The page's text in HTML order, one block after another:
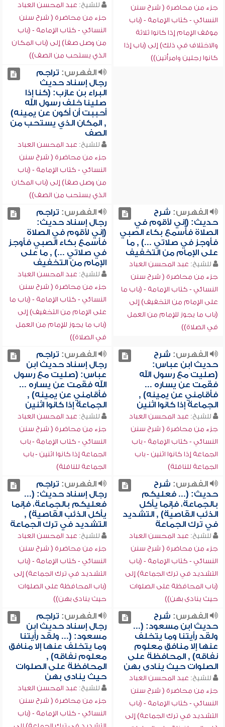
جزء من محاضرة ( شرح سنن
النسائي - كتاب الإمامة - (باب
موقف الإمام إذا كانوا ثلاثة
والاختلاف في ذلك) إلى (باب إذا
كانوا رجلين وامرأتين))
للشيخ: عبد المحسن العباد
جزء من محاضرة ( شرح سنن
النسائي - كتاب الإمامة - (باب
من وصل صفاً) إلى (باب المكان
الذي يستحب من الصف))
الفهرس: تراجم
رجال إسناد حديث
البراء بن عازب: (كنا إذا
صلينا خلف رسول الله
أحببت أن أكون عن يمينه)
, المكان الذي يستحب من
الصف
للشيخ: عبد المحسن العباد
جزء من محاضرة ( شرح سنن
النسائي - كتاب الإمامة - (باب
من وصل صفاً) إلى (باب المكان
الذي يستحب من الصف))
الفهرس: شرح
حديث: (إني لأقوم في
الصلاة فأسمع بكاء الصبي
فأوجز في صلاتي ...) , ما
على الإمام من التخفيف
للشيخ: عبد المحسن العباد
جزء من محاضرة ( شرح سنن
النسائي - كتاب الإمامة - (باب ما
على الإمام من التخفيف) إلى
(باب ما يجوز للإمام من العمل
في الصلاة))
الفهرس: تراجم
رجال إسناد حديث:
(إني لأقوم في الصلاة
فأسمع بكاء الصبي فأوجز
في صلاتي ...) , ما على
الإمام من التخفيف
للشيخ: عبد المحسن العباد
جزء من محاضرة ( شرح سنن
النسائي - كتاب الإمامة - (باب ما
على الإمام من التخفيف) إلى
(باب ما يجوز للإمام من العمل
في الصلاة))
الفهرس: شرح
حديث ابن عباس:
(صليت مع رسول الله
فقمت عن يساره ...
فأقامني عن يمينه) ,
الجماعة إذا كانوا اثنين
للشيخ: عبد المحسن العباد
جزء من محاضرة ( شرح سنن
النسائي - كتاب الإمامة - باب
الجماعة إذا كانوا اثنين - باب
الجماعة للنافلة)
الفهرس: تراجم
رجال إسناد حديث ابن
عباس: (صليت مع رسول
الله فقمت عن يساره ...
فأقامني عن يمينه) ,
الجماعة إذا كانوا اثنين
للشيخ: عبد المحسن العباد
جزء من محاضرة ( شرح سنن
النسائي - كتاب الإمامة - باب
الجماعة إذا كانوا اثنين - باب
الجماعة للنافلة)
الفهرس: شرح
حديث: (... فعليكم
بالجماعة، فإنما يأكل
الذئب القاصية) , التشديد
في ترك الجماعة
للشيخ: عبد المحسن العباد
جزء من محاضرة ( شرح سنن
النسائي - كتاب الإمامة - (باب
التشديد في ترك الجماعة) إلى
(باب المحافظة على الصلوات
حيث ينادى بهن))
الفهرس: تراجم
رجال إسناد حديث: (...
فعليكم بالجماعة، فإنما
يأكل الذئب القاصية) ,
التشديد في ترك الجماعة
للشيخ: عبد المحسن العباد
جزء من محاضرة ( شرح سنن
النسائي - كتاب الإمامة - (باب
التشديد في ترك الجماعة) إلى
(باب المحافظة على الصلوات
حيث ينادى بهن))
الفهرس: شرح
حديث ابن مسعود: (...
ولقد رأيتنا وما يتخلف
عنها إلا منافق معلوم
نفاقه) , المحافظة على
الصلوات حيث ينادى بهن
للشيخ: عبد المحسن العباد
جزء من محاضرة ( شرح سنن
النسائي - كتاب الإمامة - (باب
التشديد في ترك الجماعة) إلى
الفهرس: تراجم
رجال إسناد حديث ابن
مسعود: (... ولقد رأيتنا
وما يتخلف عنها إلا منافق
معلوم نفاقه) ,
المحافظة على الصلوات
حيث ينادى بهن
للشيخ: عبد المحسن العباد
جزء من محاضرة ( شرح سنن
النسائي - كتاب الإمامة - (باب